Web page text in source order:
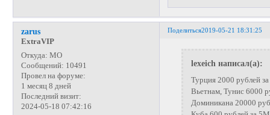
Поделиться2019-05-21 18:31:25
zarus
ExtraVIP
Откуда: МО
Сообщений: 10491
Провел на форуме:
1 месяц 8 дней
Последний визит:
2024-05-18 07:42:16
lexeich написал(а):
Турция 2000 рублей
Вьетнам, Тунис 6000
Доминикана 20000